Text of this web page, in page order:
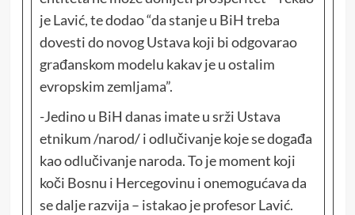
je Lavić, te dodao “da stanje u BiH treba
dovesti do novog Ustava koji bi odgovarao
građanskom modelu kakav je u ostalim
evropskim zemljama”.
-Jedino u BiH danas imate u srži Ustava
etnikum /narod/ i odlučivanje koje se događa
kao odlučivanje naroda. To je moment koji
koči Bosnu i Hercegovinu i onemogućava da
se dalje razvija – istakao je profesor Lavić.